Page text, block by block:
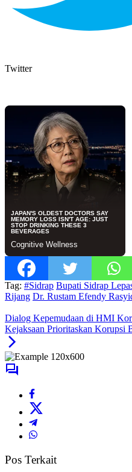
Twitter
Tag: #Sidrap Bupati Sidrap
Rijang Dr. Rustam Efendy
Dialog Kepemudaan di HMI
Kejaksaan Prioritaskan Korupsi
Pos Terkait